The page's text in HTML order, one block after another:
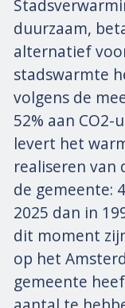
duurzaam,
alternatief
stadswarmte
volgens de
52% aan CO2-
levert het
realiseren van
de gemeente:
2025 dan in
dit moment
op het
gemeente